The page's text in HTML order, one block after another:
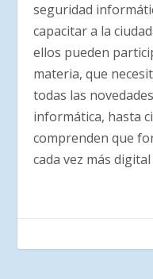
seguridad
capacitar a la
ellos pueden
materia, que
todas las
informática, hasta
comprenden que
cada vez más